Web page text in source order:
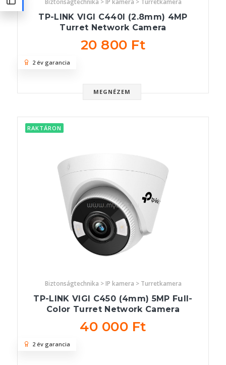
Biztonságtechnika > IP kamera > Turretkamera
TP-LINK VIGI C440I (2.8mm) 4MP
Turret Network Camera
20 800 Ft
MEGNÉZEM
2 év garancia
RAKTÁRON
Biztonságtechnika > IP kamera > Turretkamera
TP-LINK VIGI C450 (4mm) 5MP Full-
Color Turret Network Camera
40 000 Ft
2 év garancia